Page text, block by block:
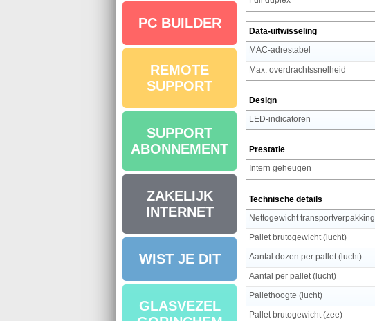
PC BUILDER
REMOTE
SUPPORT
SUPPORT
ABONNEMENT
ZAKELIJK
INTERNET
WIST JE DIT
GLASVEZEL
Data-uitwisseling
MAC-adrestabel
Max. overdrachtssnelheid
Design
LED-indicatoren
Prestatie
Intern geheugen
Technische details
Nettogewicht transportverpakking
Pallet brutogewicht (lucht)
Aantal dozen per pallet (lucht)
Aantal per pallet (lucht)
Pallethoogte (lucht)
Pallet brutogewicht (zee)